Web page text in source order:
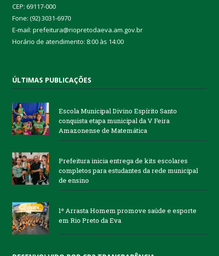
CEP: 69117-000
Fone: (92) 3031-6970
E-mail: prefeitura@riopretodaeva.am.gov.br
Horário de atendimento: 8:00 às 14:00
ÚLTIMAS PUBLICAÇÕES
Escola Municipal Divino Espírito Santo
conquista etapa municipal da V Feira
Amazonense de Matemática
Prefeitura inicia entrega de kits escolares
completos para estudantes da rede municipal
de ensino
1º Arrasta Homem promove saúde e esporte
em Rio Preto da Eva